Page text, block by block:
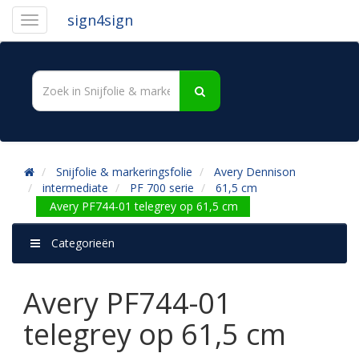
sign4sign
Snijfolie & markeringsfolie
Avery Dennison
intermediate
PF 700 serie
61,5 cm
Avery PF744-01 telegrey op 61,5 cm
Categorieën
Avery PF744-01
telegrey op 61,5 cm